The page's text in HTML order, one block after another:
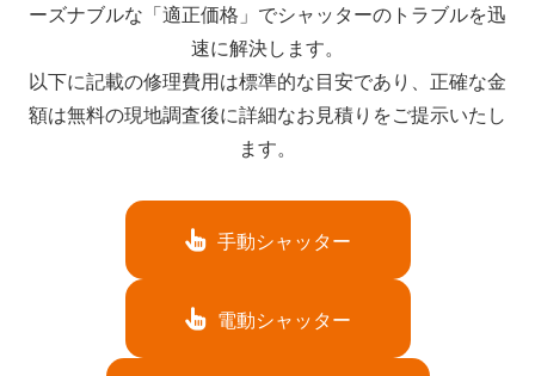
ーズナブルな「適正価格」でシャッターのトラブルを迅
速に解決します。
以下に記載の修理費用は標準的な目安であり、正確な金
額は無料の現地調査後に詳細なお見積りをご提示いたし
ます。
手動シャッター
電動シャッター